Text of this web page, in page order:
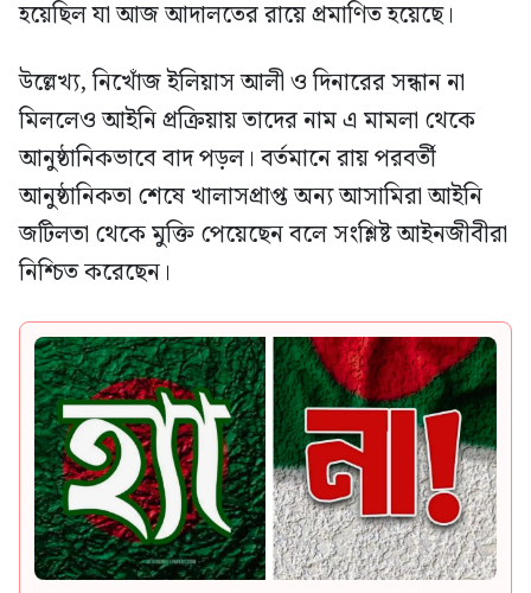
হয়েছিল যা আজ আদালতের রায়ে প্রমাণিত হয়েছে।
উল্লেখ্য, নিখোঁজ ইলিয়াস আলী ও দিনারের সন্ধান না
মিললেও আইনি প্রক্রিয়ায় তাদের নাম এ মামলা থেকে
আনুষ্ঠানিকভাবে বাদ পড়ল। বর্তমানে রায় পরবর্তী
আনুষ্ঠানিকতা শেষে খালাসপ্রাপ্ত অন্য আসামিরা আইনি
জটিলতা থেকে মুক্তি পেয়েছেন বলে সংশ্লিষ্ট আইনজীবীরা
নিশ্চিত করেছেন।